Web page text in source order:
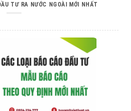
TƯ RA NƯỚC NGOÀI MỚI NHẤT